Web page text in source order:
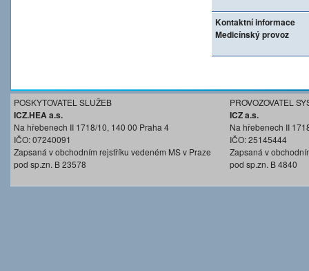
Kontaktní informace
Medicínský provoz
POSKYTOVATEL SLUŽEB
ICZ.HEA a.s.
Na hřebenech II 1718/10, 140 00 Praha 4
IČO: 07240091
Zapsaná v obchodním rejstříku vedeném MS v Praze
pod sp.zn. B 23578
PROVOZOVATEL
ICZ a.s.
Na hřebenech II
IČO: 25145444
Zapsaná v
pod sp.zn. B 4840